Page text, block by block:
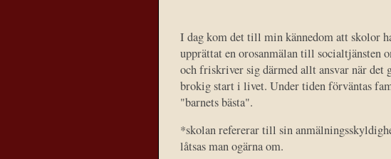
I dag kom det till min kännedom att skolor
upprättat en orosanmälan till socialtjänsten
och friskriver sig därmed allt ansvar när
brokig start i livet. Under tiden förväntas
"barnets bästa".
*skolan refererar till sin
låtsas man ogärna om.